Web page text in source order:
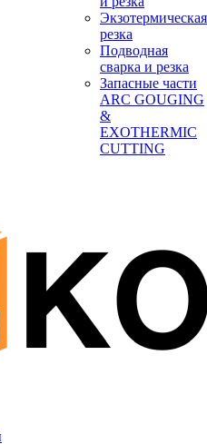
Экзотермическая
резка
Подводная
сварка и резка
Запасные части
ARC GOUGING
&
EXOTHERMIC
CUTTING